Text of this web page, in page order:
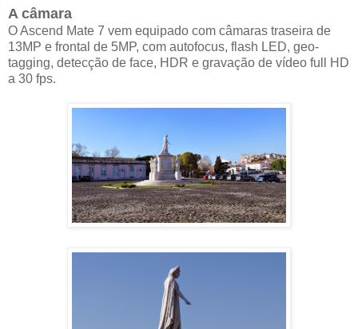
A câmara
O Ascend Mate 7 vem equipado com câmaras traseira de
13MP e frontal de 5MP, com autofocus, flash LED, geo-
tagging, detecção de face, HDR e gravação de vídeo full HD
a 30 fps.